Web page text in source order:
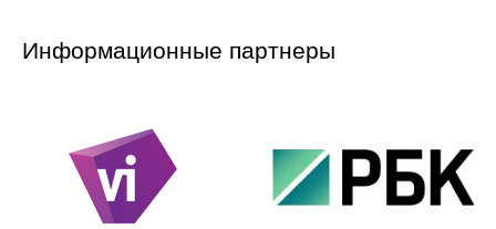
Информационные партнеры